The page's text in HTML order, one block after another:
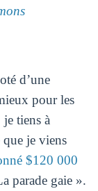
d’une
pour les
tiens à
je viens
$120 000
parade gaie ».